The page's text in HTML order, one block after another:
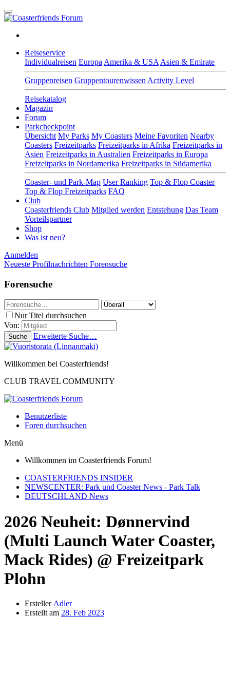
Reiseservice
Individualreisen Europa Amerika & USA Asien & Emirate
Gruppenreisen Gruppentourenwissen Activity Level
Reisekatalog
Magazin
Forum
Parkcheckpoint
Übersicht My Parks My Coasters Meine Favoriten Nearby
Coasters Freizeitparks Freizeitparks in Afrika Freizeitparks in
Asien Freizeitparks in Australien Freizeitparks in Europa
Freizeitparks in Nordamerika Freizeitparks in Südamerika
Coaster- und Park-Map User Ranking Top & Flop Coaster
Top & Flop Freizeitparks FAQ
Club
Coasterfriends Club Mitglied werden Entstehung Das Team
Vorteilspartner
Shop
Was ist neu?
Anmelden
Neueste Profilnachrichten Forensuche
Forensuche
Nur Titel durchsuchen
Von:
Suche Erweiterte Suche…
Willkommen bei Coasterfriends!
CLUB TRAVEL COMMUNITY
Benutzerliste
Foren durchsuchen
Menü
Willkommen im Coasterfriends Forum!
COASTERFRIENDS INSIDER
NEWSCENTER: Park und Coaster News - Park Talk
DEUTSCHLAND News
2026 Neuheit: Dønnervind
(Multi Launch Water Coaster,
Mack Rides) @ Freizeitpark
Plohn
Ersteller Adler
Erstellt am 28. Feb 2023